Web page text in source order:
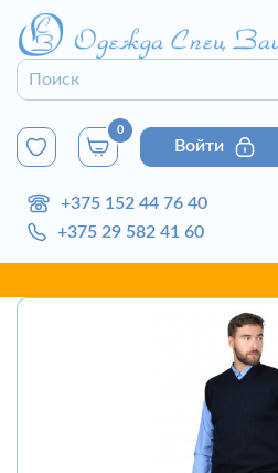
0
Войти
+375 152 44 76 40
+375 29 582 41 60